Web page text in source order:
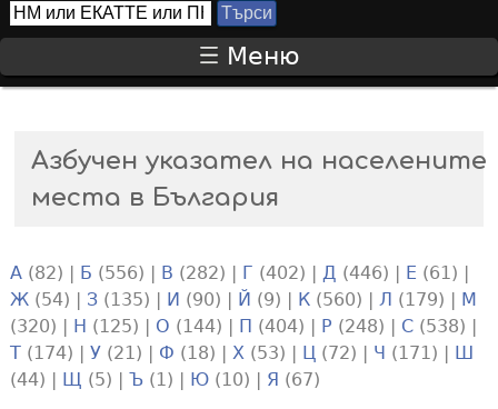
S
e
o
r
m
Т
ъ
с
Меню
Азбучен указател на населените
места в България
А(82) | Б (556) | В (282) | Г (402) | Д (446) | Е (61) |
Ж(54) | З(135) | И (90) | Й (9) | К(560) | Л (179) | М
(320) | Н (125) | О (144) | П (404) | Р (248) | С(538) |
Т(174) | У(21) | Ф (18) | Х (53) | Ц (72) | Ч (171) | Ш
(44) | Щ (5) | Ъ(1) | Ю(10) | Я (67)